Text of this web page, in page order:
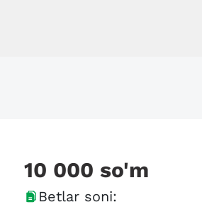
10 000 so'm
Betlar soni: